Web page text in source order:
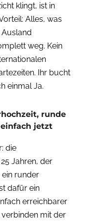
klingt, ist in
Alles, was
weg. Kein
Ihr bucht
einmal Ja.
runde
jetzt
die
Jahren, der
ein runder
dafür ein
erreichbarer
mit der